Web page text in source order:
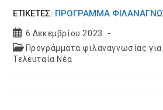
ΕΤΙΚΕΤΈΣ: ΠΡΌΓΡΑΜΜΑ
Post
published:
6 Δεκεμβρίου 2023
Post
category:
Προγράμματα φιλαναγνωσίας
Τελευταία Νέα